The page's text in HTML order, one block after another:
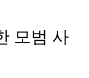
모범 사